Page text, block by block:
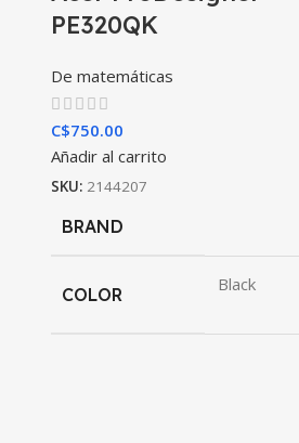
PE320QK
De matemáticas
C$750.00
Añadir al carrito
SKU: 2144207
BRAND
COLOR Black